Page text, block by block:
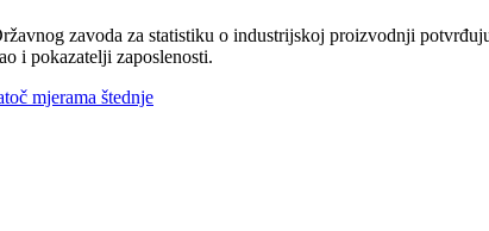
zavoda za statistiku o industrijskoj proizvodnji
i pokazatelji zaposlenosti.
mjerama štednje